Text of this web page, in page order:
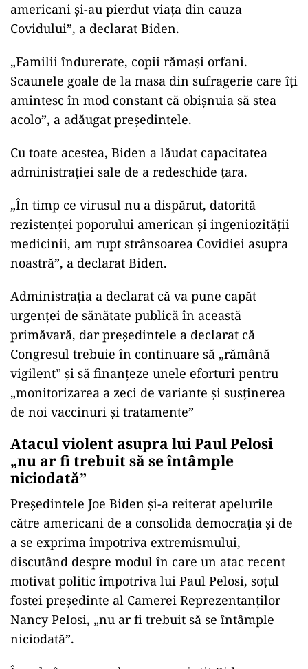
americani şi-au pierdut viaţa din cauza
Covidului”, a declarat Biden.
„Familii îndurerate, copii rămaşi orfani.
Scaunele goale de la masa din sufragerie care îţi
amintesc în mod constant că obişnuia să stea
acolo”, a adăugat preşedintele.
Cu toate acestea, Biden a lăudat capacitatea
administraţiei sale de a redeschide ţara.
„În timp ce virusul nu a dispărut, datorită
rezistenţei poporului american şi ingeniozităţii
medicinii, am rupt strânsoarea Covidiei asupra
noastră”, a declarat Biden.
Administraţia a declarat că va pune capăt
urgenţei de sănătate publică în această
primăvară, dar preşedintele a declarat că
Congresul trebuie în continuare să „rămână
vigilent” şi să finanţeze unele eforturi pentru
„monitorizarea a zeci de variante şi susţinerea
de noi vaccinuri şi tratamente”
Atacul violent asupra lui Paul Pelosi
„nu ar fi trebuit să se întâmple
niciodată”
Preşedintele Joe Biden şi-a reiterat apelurile
către americani de a consolida democraţia şi de
a se exprima împotriva extremismului,
discutând despre modul în care un atac recent
motivat politic împotriva lui Paul Pelosi, soţul
fostei preşedinte al Camerei Reprezentanţilor
Nancy Pelosi, „nu ar fi trebuit să se întâmple
niciodată”.